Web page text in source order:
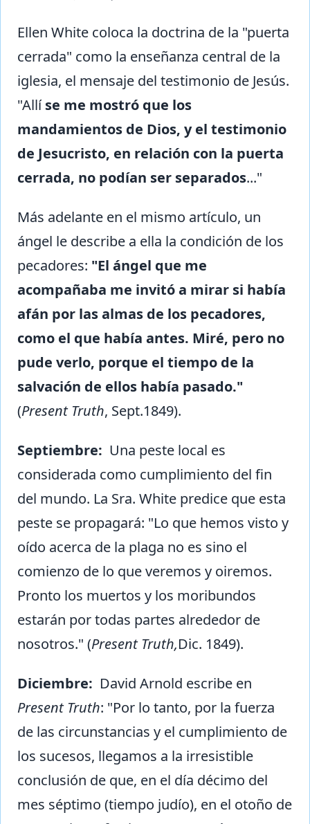
Ellen White coloca la doctrina de la "puerta
cerrada" como la enseñanza central de la
iglesia, el mensaje del testimonio de Jesús.
"Allíse me mostró que los
mandamientos de Dios, y el testimonio
de Jesucristo, en relación con la puerta
cerrada, no podían ser separados..."
Más adelante en el mismo artículo, un
ángel le describe a ella la condición de los
pecadores: "El ángel que me
acompañaba me invitó a mirar si había
afán por las almas de los pecadores,
como el que había antes. Miré, pero no
pude verlo, porque el tiempo de la
salvación de ellos había pasado."
(Present Truth, Sept.1849).
Septiembre: Una peste local es
considerada como cumplimiento del fin
del mundo. La Sra. White predice que esta
peste se propagará: "Lo que hemos visto y
oído acerca de la plaga no es sino el
comienzo de lo que veremos y oiremos.
Pronto los muertos y los moribundos
estarán por todas partes alrededor de
nosotros." (Present Truth,Dic. 1849).
Diciembre: David Arnold escribe en
Present Truth: "Por lo tanto, por la fuerza
de las circunstancias y el cumplimiento de
los sucesos, llegamos a la irresistible
conclusión de que, en el día décimo del
mes séptimo (tiempo judío), en el otoño de